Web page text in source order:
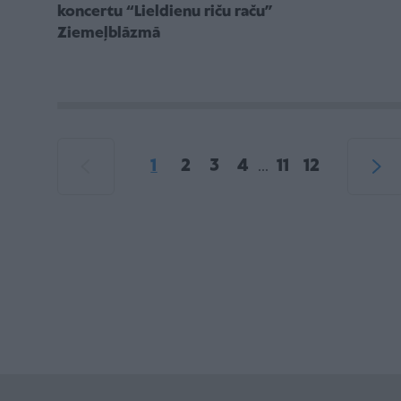
koncertu “Lieldienu riču raču”
Ziemeļblāzmā
1 2 3 4 ... 11 12